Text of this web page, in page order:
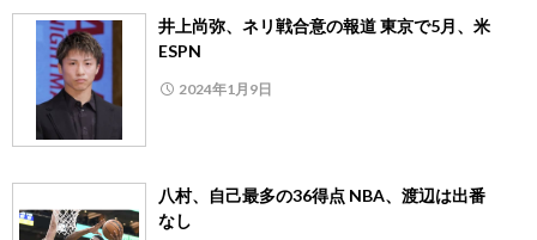
井上尚弥、ネリ戦合意の報道 東京で5月、米
ESPN
2024年1月9日
八村、自己最多の36得点 NBA、渡辺は出番
なし